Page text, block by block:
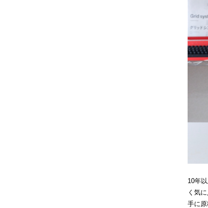
10年
く気
手に